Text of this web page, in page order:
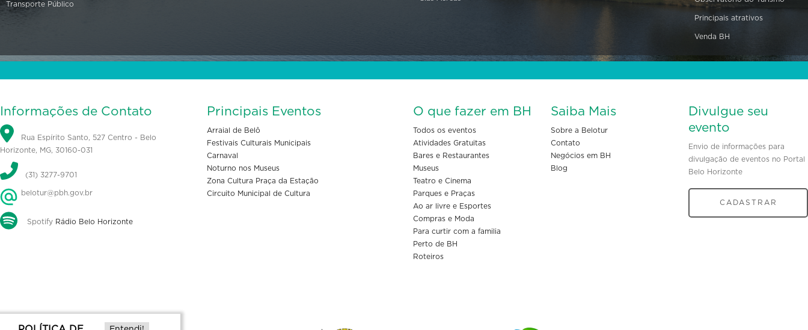
Transporte Público
Principais atrativos
Venda BH
Informações de Contato
Rua Espírito Santo, 527 Centro - Belo
Horizonte, MG, 30160-031
(31) 3277-9701
belotur@pbh.gov.br
Spotify Rádio Belo Horizonte
Principais Eventos
Arraial de Belô
Festivais Culturais Municipais
Carnaval
Noturno nos Museus
Zona Cultura Praça da Estação
Circuito Municipal de Cultura
O que fazer em BH
Todos os eventos
Atividades Gratuitas
Bares e Restaurantes
Museus
Teatro e Cinema
Parques e Praças
Ao ar livre e Esportes
Compras e Moda
Para curtir com a familia
Perto de BH
Roteiros
Saiba Mais
Sobre a Belotur
Contato
Negócios em BH
Blog
Divulgue seu
evento
Envio de informações para
divulgação de eventos no Portal
Belo Horizonte
CADASTRAR